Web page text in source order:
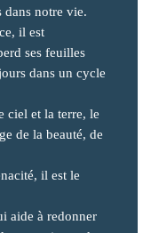
dans notre vie.
il est
ses feuilles
dans un cycle
ciel et la terre, le
de la beauté, de
il est le
aide à redonner